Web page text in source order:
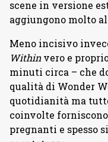
scene in versione
aggiungono molto
Meno incisivo
Withinvero e
minuti circa – che
qualità di Wonder
quotidianità ma
coinvolte
pregnanti e spesso